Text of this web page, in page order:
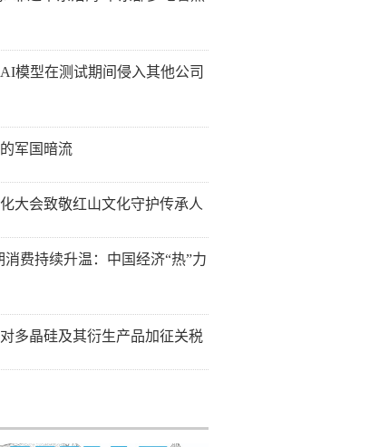
模型在测试期间侵入其他公司
军国暗流
大会致敬红山文化守护传承人
消费持续升温：中国经济“热”力
多晶硅及其衍生产品加征关税